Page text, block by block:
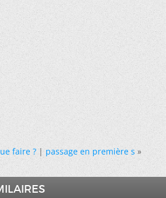
faire ?|passage en première s »